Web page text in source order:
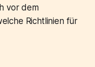
vor dem
Richtlinien für